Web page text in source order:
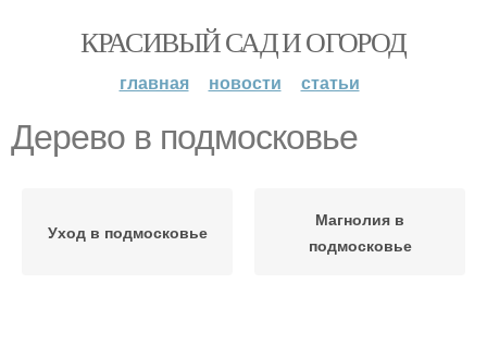
КРАСИВЫЙ САД И ОГОРОД
главная новости статьи
Дерево в подмосковье
Уход в подмосковье
Магнолия в
подмосковье